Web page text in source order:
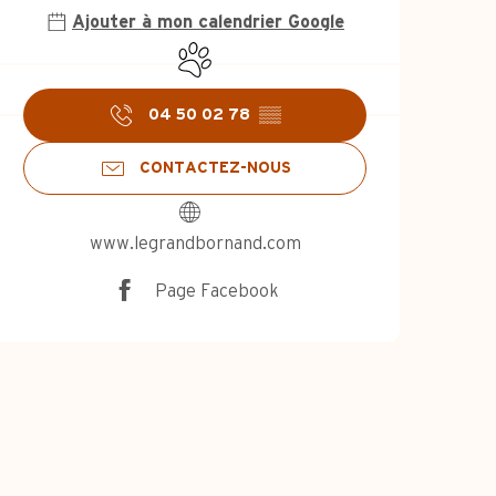
Ajouter à mon calendrier Google
Animaux acceptés
04 50 02 78 ▒▒
CONTACTEZ-NOUS
www.legrandbornand.com
Page Facebook